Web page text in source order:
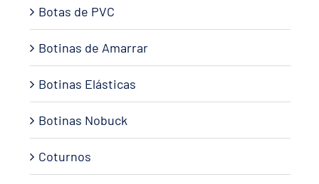
Botas de PVC
Botinas de Amarrar
Botinas Elásticas
Botinas Nobuck
Coturnos